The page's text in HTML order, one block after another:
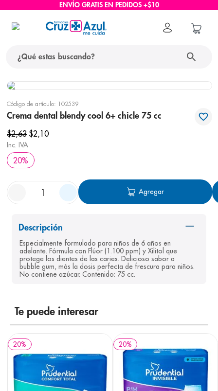
ENVÍO GRATIS EN PEDIDOS +$10
Código de artículo: 102539
Crema dental blendy cool 6+ chicle 75 cc
$2,63 $2,10
Inc. IVA
20%
Agregar
Descripción
Especialmente formulado para niños de 6 años en
adelante. Fórmula con Flúor (1.100 ppm) y Xilitol que
protege los dientes de las caries. Delicioso sabor a
bubble gum, más la dosis perfecta de frescura para niños.
No contiene azúcar. Contenido: 75 cc.
Te puede interesar
20% 20%
términos más buscados
protector solar
3.
4. cerave
bioderma
8. desodorante
9. pediasure
10.panolini